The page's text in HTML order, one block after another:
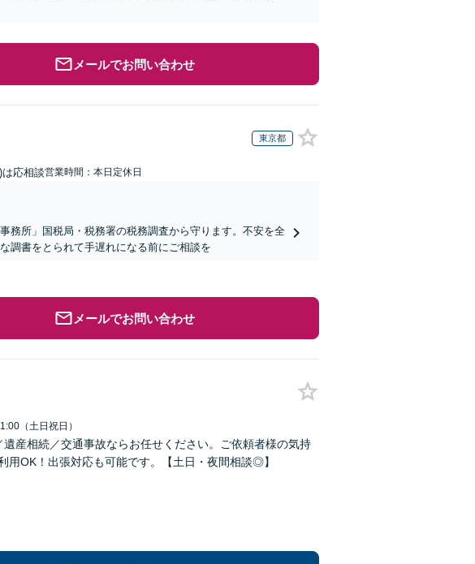
メールでお問い合わせ
東京都
応相談営業時間：本日定休日
務所」国税局・税務署の税務調査から守ります。不安を全
調書をとられて手遅れになる前にご相談を
メールでお問い合わせ
（土日祝日）
産相続／交通事故ならお任せください。ご依頼者様の気持
用OK！出張対応も可能です。【土日・夜間相談◎】